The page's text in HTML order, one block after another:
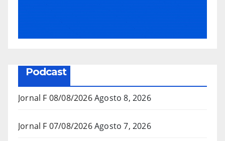
Podcast
Jornal F 08/08/2026Agosto 8, 2026
Jornal F 07/08/2026Agosto 7, 2026